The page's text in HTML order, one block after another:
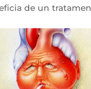
de un